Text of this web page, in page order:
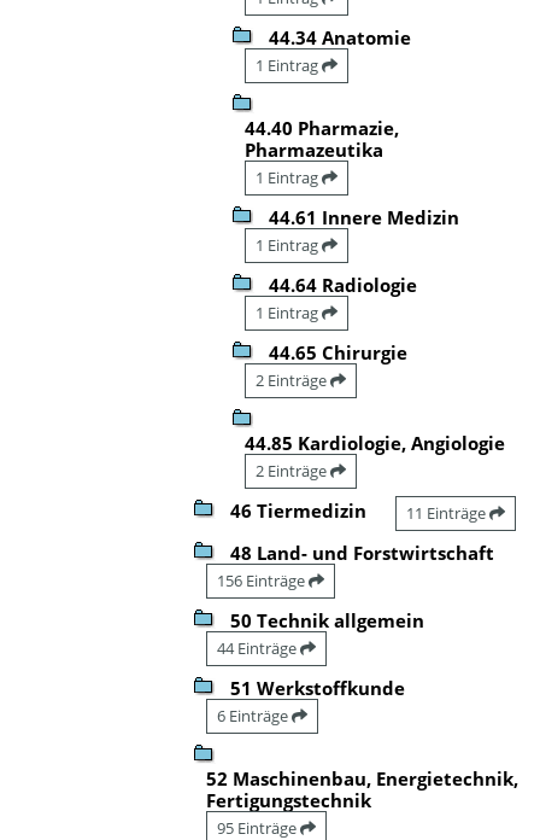
44.34 Anatomie
1 Eintrag
44.40 Pharmazie,
Pharmazeutika
1 Eintrag
44.61 Innere Medizin
1 Eintrag
44.64 Radiologie
1 Eintrag
44.65 Chirurgie
2 Einträge
44.85 Kardiologie, Angiologie
2 Einträge
46 Tiermedizin 11 Einträge
48 Land- und Forstwirtschaft
156 Einträge
50 Technik allgemein
44 Einträge
51 Werkstoffkunde
6 Einträge
52 Maschinenbau, Energietechnik,
Fertigungstechnik
95 Einträge